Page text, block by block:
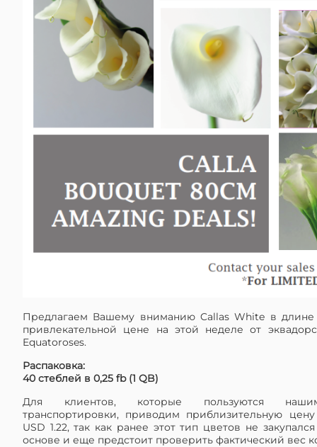
Предлагаем Вашему вниманию Callas White в
привлекательной цене на этой неделе от
Equatoroses.
Распаковка:
40 cтеблей в 0,25 fb (1 QB)
Для клиентов, которые пользуются
транспортировки, приводим приблизительную
USD 1.22, так как ранее этот тип цветов не
основе и еще предстоит проверить фактический вес